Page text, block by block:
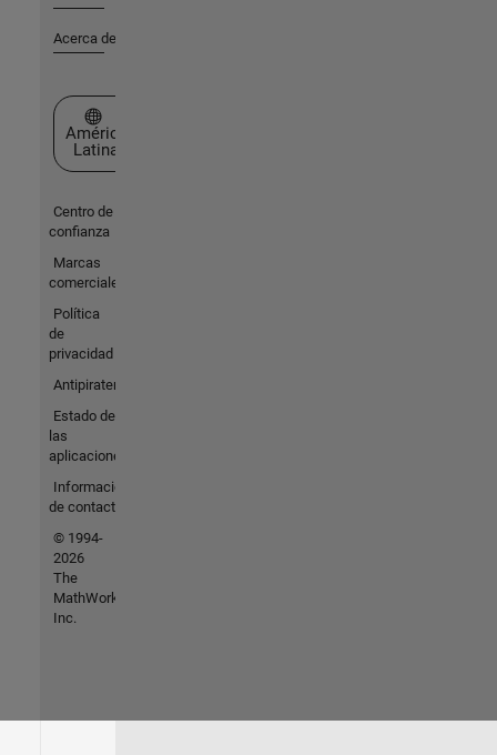
Acerca de MathWorks
Seleccione un país/idioma
América
Latina
Centro de
confianza
Marcas
comerciales
Política
de
privacidad
Antipiratería
Estado de
las
aplicaciones
Información
de contacto
© 1994-
2026
The
MathWorks,
Inc.